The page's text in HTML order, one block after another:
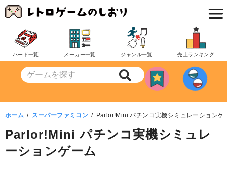
コ
ン
ツ
動
ハード一覧 メーカー一覧 ジャンル一覧 売上ランキング
ホーム スーパーファミコン Parlor!Mini パチンコ実機シミュレーションゲ
Parlor!Mini パチンコ実機シミュレ
ーションゲーム